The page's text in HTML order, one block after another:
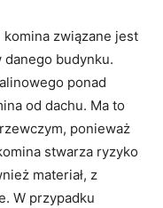
związane jest
budynku.
ponad
od dachu. Ma to
ponieważ
stwarza ryzyko
materiał, z
W przypadku